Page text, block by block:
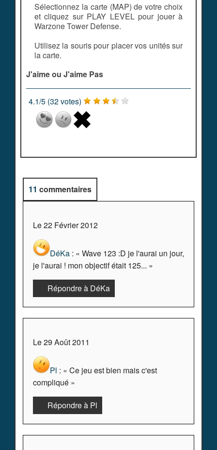
Sélectionnez la carte (MAP) de votre choix
et cliquez sur PLAY LEVEL pour jouer à
Warzone Tower Defense.
Utilisez la souris pour placer vos unités sur
la carte.
J'aime ou J'aime Pas
4.1/5 (32votes)
11 commentaires
Le 22 Février 2012
DéKa : « Wave 123 :D je l'aurai un jour,
je l'aurai ! mon objectif était 125... »
Répondre à DéKa
Le 29 Août 2011
Pl : « Ce jeu est bien mais c'est
compliqué »
Répondre à Pl